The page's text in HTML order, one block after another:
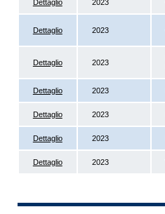
Dettaglio 2023
Dettaglio 2023
Dettaglio 2023
Dettaglio 2023
Dettaglio 2023
Dettaglio 2023
Dettaglio 2023